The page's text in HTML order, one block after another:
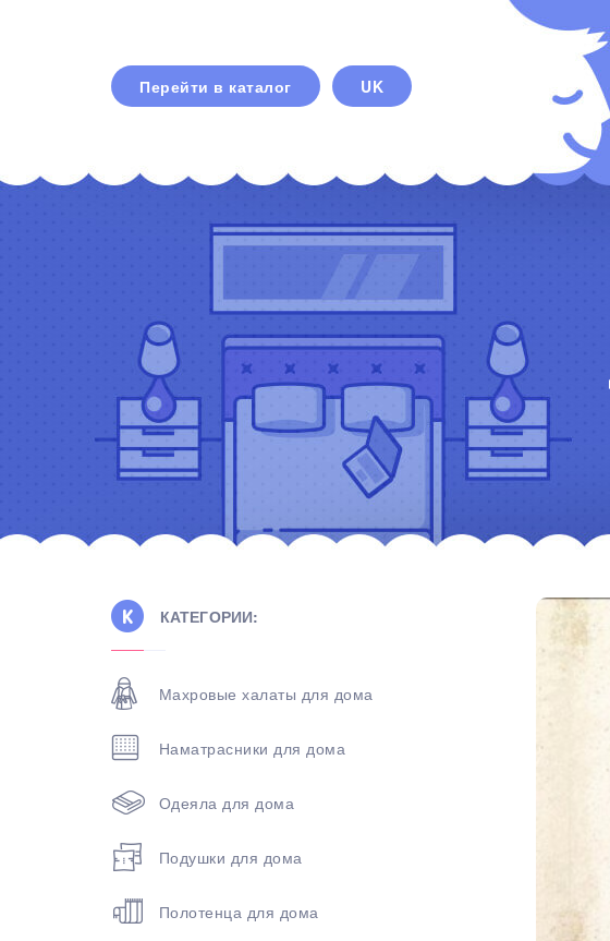
Перейти в каталог UK
КАТЕГОРИИ:
Махровые халаты для дома
Наматрасники для дома
Одеяла для дома
Подушки для дома
Полотенца для дома